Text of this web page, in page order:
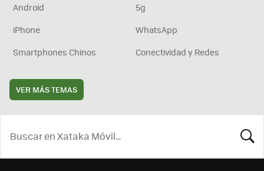
Android
5g
iPhone
WhatsApp
Smartphones Chinos
Conectividad y Redes
VER MÁS TEMAS